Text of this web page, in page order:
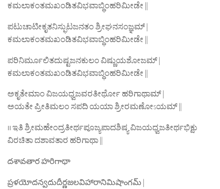
ಕಮಲಾಕಂತಮಖಂಡಿತವಿಭವಾಬ್ಧಿಂಹರಿಮೀಡೇ ||
ಪಟುಚಾಟೀಕೃತನಿಸ್ಫುಟಜನತಂ ಶ್ರೀಘನಸಂಜ್ಞಮ್ |
ಕಮಲಾಕಂತಮಖಂಡಿತವಿಭವಾಬ್ಧಿಂಹರಿಮೀಡೇ ||
ಪರಿನಿರ್ಮೂಲಿತದುಷ್ಟಜನಕುಲಂ ವಿಷ್ಣುಯಶೋಜಮ್ |
ಕಮಲಾಕಂತಮಖಂಡಿತವಿಭವಾಬ್ಧಿಂಹರಿಮೀಡೇ ||
ಅಕೃತೇಮಾಂ ವಿಜಯಧ್ವಜವರತೀರ್ಥೋ ಹರಿಗಾಥಾಮ್ |
ಅಯತೇ ಪ್ರೀತಿಮಲಂ ಸಪದಿ ಯಯಾ ಶ್ರೀರಮಣೋsಯಮ್ ||
॥ ಇತಿ ಶ್ರೀಮಹೇಂದ್ರತೀರ್ಥಪೂಜ್ಯಪಾದಶಿಷ್ಯ ವಿಜಯಧ್ವಜತೀರ್ಥಭಿಕ್ಷು
ವಿರಚಿತಾ ದಶಾವತಾರ ಹರಿಗಾಥಾ ||
దశావతార హరిగాథా
ప్రళయోదన్వదుదీర్ణజలవిహారానిమిషాంగమ్ |